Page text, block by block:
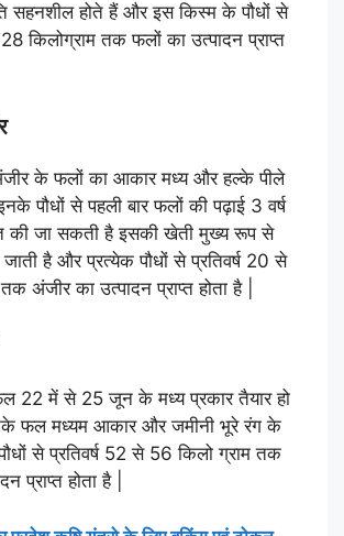
सहनशील होते हैं और इस किस्म के पौधों से
किलोग्राम तक फलों का उत्पादन प्राप्त
के फलों का आकार मध्य और हल्के पीले
पौधों से पहली बार फलों की पढ़ाई 3 वर्ष
की जा सकती है इसकी खेती मुख्य रूप से
जाती है और प्रत्येक पौधों से प्रतिवर्ष 20 से
अंजीर का उत्पादन प्राप्त होता है |
22 में से 25 जून के मध्य प्रकार तैयार हो
फल मध्यम आकार और जमीनी भूरे रंग के
से प्रतिवर्ष 52 से 56 किलो ग्राम तक
प्राप्त होता है |